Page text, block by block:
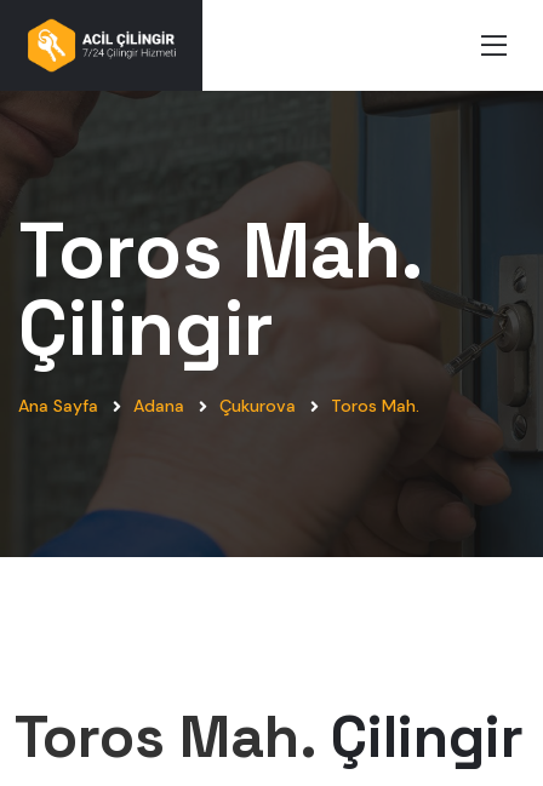
Toros Mah.
Çilingir
Ana Sayfa Adana Çukurova Toros Mah.
Toros Mah. Çilingir